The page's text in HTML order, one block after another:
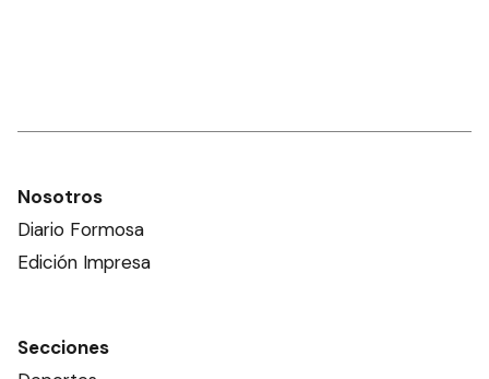
Nosotros
Diario Formosa
Edición Impresa
Secciones